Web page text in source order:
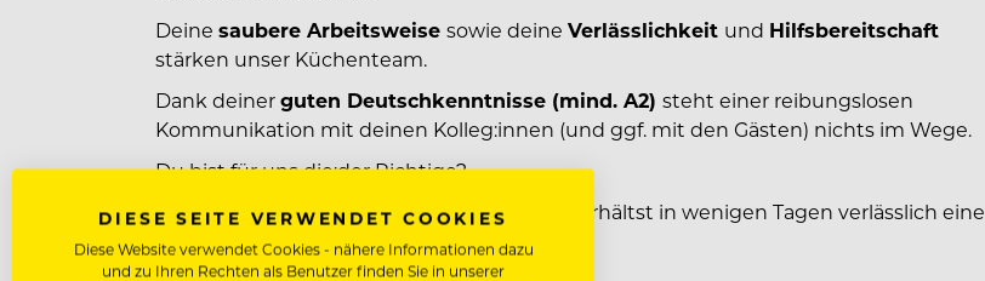
Deine saubere Arbeitsweise sowie deine Verlässlichkeit und Hilfsbereitschaft
stärken unser Küchenteam.
Dank deinerguten Deutschkenntnisse (mind. A2) steht einer reibungslosen
Kommunikation mit deinen Kolleg:innen (und ggf. mit den Gästen) nichts im Wege.
Du bist für uns die:der Richtige?
Dann sende uns deine Bewerbung und du erhältst in wenigen Tagen verlässlich eine
Rückmeldung von uns!
DIESE SEITE VERWENDET COOKIES
Diese Website verwendet Cookies - nähere Informationen dazu
und zu Ihren Rechten als Benutzer finden Sie in unserer